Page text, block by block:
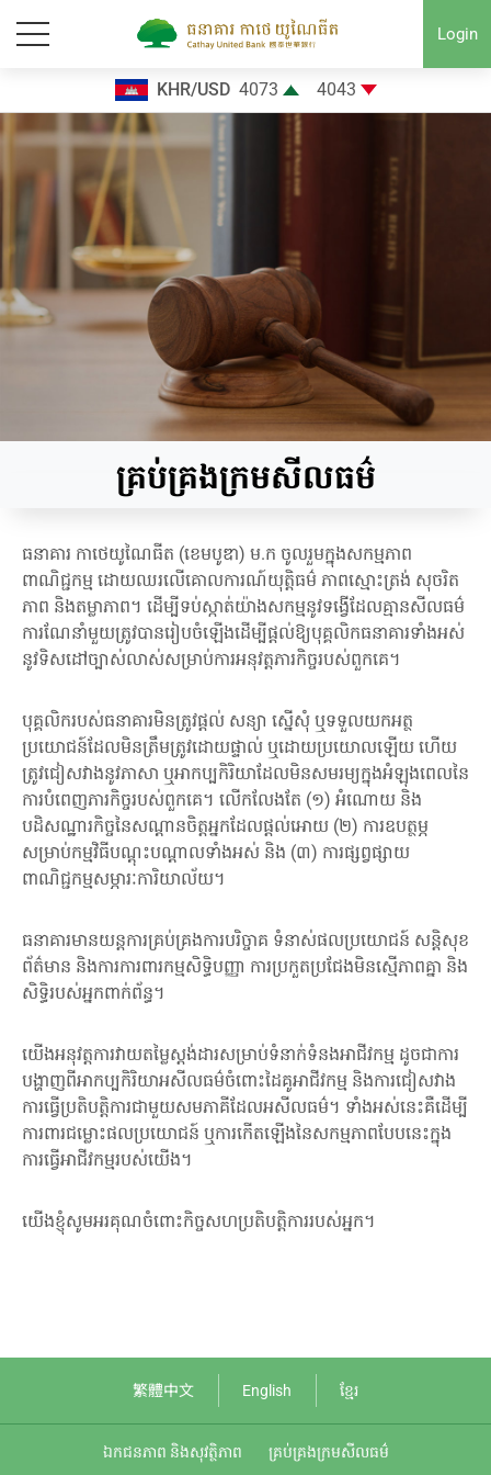
Login
KHR/USD 4073 4043
គ្រប់គ្រងក្រមសីលធម៌
ធនាគារ កាថេយូណៃធីត (ខេមបូឌា) ម.ក ចូលរួមក្នុងសកម្មភាព
ពាណិជ្ជកម្ម ដោយឈរលើគោលការណ៍យុត្តិធម៌ ភាពស្មោះត្រង់ សុចរិត
ភាព និងតម្លាភាព។ ដើម្បីទប់ស្កាត់យ៉ាងសកម្មនូវទង្វើដែលគ្មានសីលធម៌
ការណែនាំមួយត្រូវបានរៀបចំឡើងដើម្បីផ្តល់ឱ្យបុគ្គលិកធនាគារទាំងអស់
នូវទិសដៅច្បាស់លាស់សម្រាប់ការអនុវត្តភារកិច្ចរបស់ពួកគេ។
បុគ្គលិករបស់ធនាគារមិនត្រូវផ្តល់ សន្យា ស្នើសុំ ឬទទួលយកអត្ថ
ប្រយោជន៍ដែលមិនត្រឹមត្រូវដោយផ្ទាល់ ឬដោយប្រយោលឡើយ ហើយ
ត្រូវជៀសវាងនូវភាសា ឬអាកប្បកិរិយាដែលមិនសមរម្យក្នុងអំឡុងពេលនៃ
ការបំពេញភារកិច្ចរបស់ពួកគេ។ លើកលែងតែ (១) អំណោយ និង
បដិសណ្ឋារកិច្ចនៃសណ្តានចិត្តអ្នកដែលផ្តល់អោយ (២) ការឧបត្ថម្ភ
សម្រាប់កម្មវិធីបណ្តុះបណ្តាលទាំងអស់ និង (៣) ការផ្សព្វផ្សាយ
ពាណិជ្ជកម្មសម្ភារៈការិយាល័យ។
ធនាគារមានយន្តការគ្រប់គ្រងការបរិច្ចាគ ទំនាស់ផលប្រយោជន៍ សន្តិសុខ
ព័ត៌មាន និងការការពារកម្មសិទ្ធិបញ្ញា ការប្រកួតប្រជែងមិនស្មើភាពគ្នា និង
សិទ្ធិរបស់អ្នកពាក់ព័ន្ធ។
យើងអនុវត្តការវាយតម្លៃស្ដង់ដារសម្រាប់ទំនាក់ទំនងអាជីវកម្ម ដូចជាការ
បង្ហាញពីអាកប្បកិរិយាអសីលធម៌ចំពោះដៃគូអាជីវកម្ម និងការជៀសវាង
ការធ្វើប្រតិបត្តិការជាមួយសមភាគីដែលអសីលធម៌។ ទាំងអស់នេះគឺដើម្បី
ការពារជម្លោះផលប្រយោជន៍ ឬការកើតឡើងនៃសកម្មភាពបែបនេះក្នុង
ការធ្វើអាជីវកម្មរបស់យើង។
យើងខ្ញុំសូមអរគុណចំពោះកិច្ចសហប្រតិបត្តិការរបស់អ្នក។
繁體中文 English ខ្មែរ
ឯកជនភាព​ និងសុវត្ថិភាព គ្រប់គ្រងក្រមសីលធម៌